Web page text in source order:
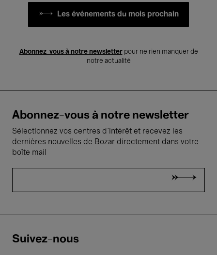
Les événements du mois prochain
Abonnez-vous à notre newsletterpour ne rien manquer de
notre actualité
Abonnez-vous à notre newsletter
Sélectionnez vos centres d'intérêt et recevez les
dernières nouvelles de Bozar directement dans votre
boîte mail
Suivez-nous